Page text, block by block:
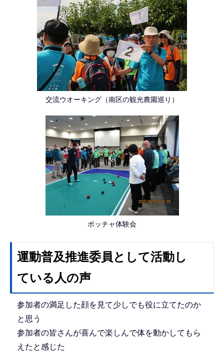
交流ウオーキング（南区の観光農園巡り）
ボッチャ体験会
運動普及推進委員として活動し
ている人の声
参加者の満足した顔を見て少しでも役に立てたのか
と思う
参加者の皆さんが喜んで楽しんで体を動かしてもら
えたと感じた